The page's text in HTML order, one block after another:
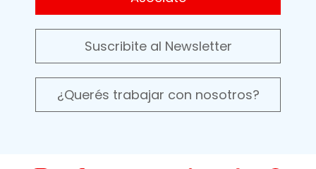
Suscribite al Newsletter
¿Querés trabajar con nosotros?